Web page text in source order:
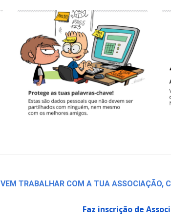
VEM TRABALHAR COM A TUA ASSOCIAÇÃO,
Faz inscrição de